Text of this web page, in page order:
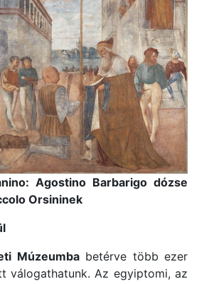
Agostino Barbarigo dózse
Orsininek
Múzeumbabetérve több ezer
válogathatunk. Az egyiptomi, az